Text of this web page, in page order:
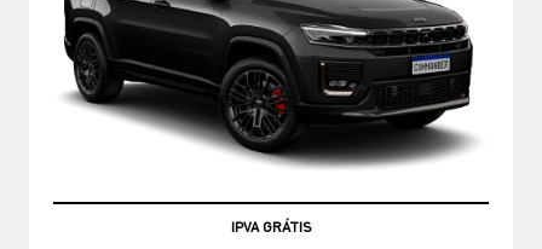
TAXA ZERO